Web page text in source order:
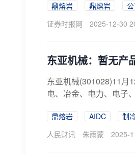
鼎熔岩 鼎熔岩
证券时报网
2025-12-30
东亚机械：暂无产
东亚机械(301028)11月
电、冶金、电力、电子
鼎熔岩 AIDC
制
人民财讯
朱雨蒙 2025-